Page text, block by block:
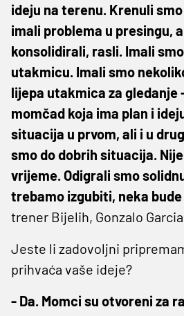
ideju na terenu. Krenuli
imali problema u presingu,
konsolidirali, rasli. Imali
utakmicu. Imali smo
lijepa utakmica za gledanje
momčad koja ima plan i
situacija u prvom, ali i u
smo do dobrih situacija.
vrijeme. Odigrali smo
trebamo izgubiti, neka bude
trener Bijelih, Gonzalo
Jeste li zadovoljni
prihvaća vaše ideje?
- Da. Momci su otvoreni za